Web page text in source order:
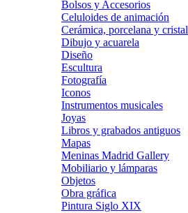
Bolsos y Accesorios
Celuloides de animación
Cerámica, porcelana y cristal
Dibujo y acuarela
Diseño
Escultura
Fotografía
Iconos
Instrumentos musicales
Joyas
Libros y grabados antiguos
Mapas
Meninas Madrid Gallery
Mobiliario y lámparas
Objetos
Obra gráfica
Pintura Siglo XIX